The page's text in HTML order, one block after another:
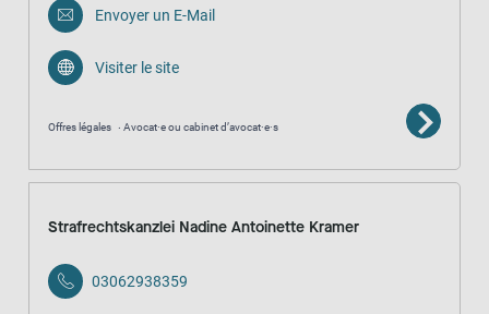
Envoyer un E-Mail
Visiter le site
Offres légales Avocat·e ou cabinet d’avocat·e·s
Strafrechtskanzlei Nadine Antoinette Kramer
03062938359